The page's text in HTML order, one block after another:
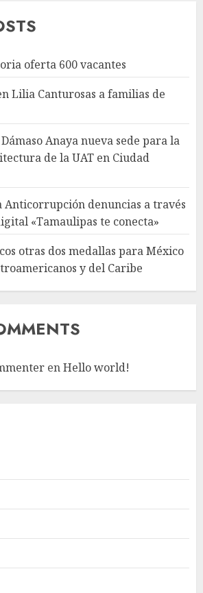
oferta 600 vacantes
Lilia Canturosas a familias de
Anaya nueva sede para la
de la UAT en Ciudad
Anticorrupción denuncias a través
«Tamaulipas te conecta»
otras dos medallas para México
y del Caribe
enHello world!